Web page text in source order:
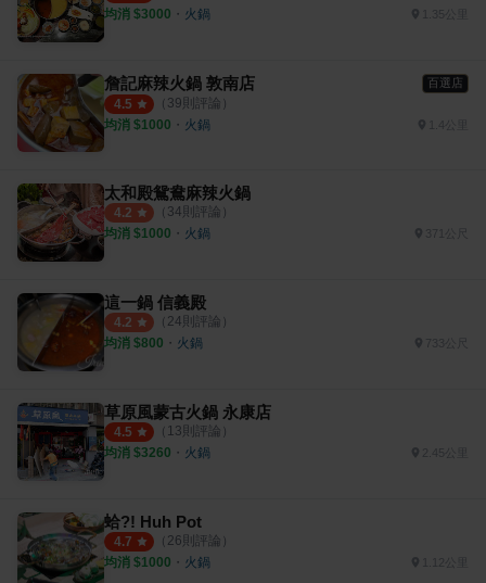
均消 $3000 ・ 火鍋 1.35公里
詹記麻辣火鍋 敦南店 百選店
4.5 （ 39則評論）
均消 $1000 ・ 火鍋 1.4公里
太和殿鴛鴦麻辣火鍋
4.2 （ 34則評論）
均消 $1000 ・ 火鍋 371公尺
這一鍋 信義殿
4.2 （ 24則評論）
均消 $800 ・ 火鍋 733公尺
草原風蒙古火鍋 永康店
4.5 （ 13則評論）
均消 $3260 ・ 火鍋 2.45公里
蛤?! Huh Pot
4.7 （ 26則評論）
均消 $1000 ・ 火鍋 1.12公里